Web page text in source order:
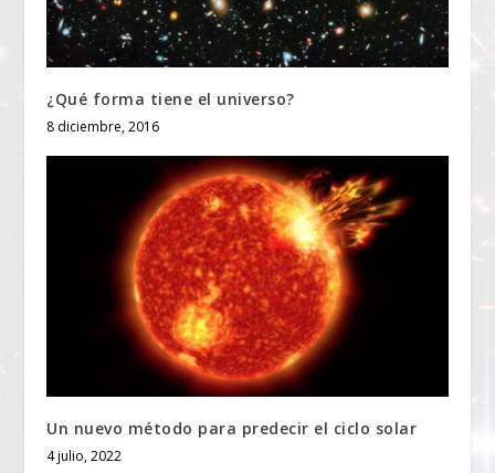
¿Qué forma tiene el universo?
8 diciembre, 2016
Un nuevo método para predecir el ciclo solar
4 julio, 2022